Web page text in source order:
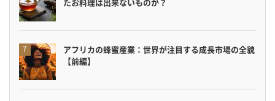
アフリカの蜂蜜産業：世界が注目する成長市場の全貌
【前編】